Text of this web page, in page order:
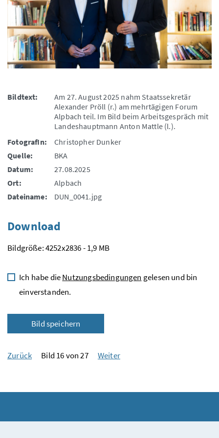
Bildtext:
Am 27. August 2025 nahm Staatssekretär
Alexander Pröll (r.) am mehrtägigen Forum
Alpbach teil. Im Bild beim Arbeitsgespräch mit
Landeshauptmann Anton Mattle (l.).
FotografIn:
Christopher Dunker
Quelle:
BKA
Datum:
27.08.2025
Ort:
Alpbach
Dateiname:
DUN_0041.jpg
Download
Bildgröße: 4252x2836 - 1,9 MB
Ich habe dieNutzungsbedingungen gelesen und bin
einverstanden.
Bild speichern
Zurück Bild 16 von 27 Weiter